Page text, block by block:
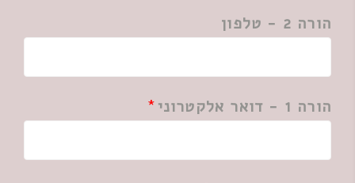
הורה 2 - טלפון
הורה 1 - דואר אלקטרוני